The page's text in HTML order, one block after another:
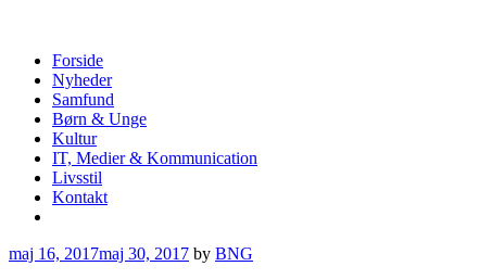
content
Bibliotekernes netguide
Forside
Nyheder
Samfund
Børn & Unge
Kultur
IT, Medier & Kommunication
Livsstil
Kontakt
maj 16, 2017maj 30, 2017 by BNG